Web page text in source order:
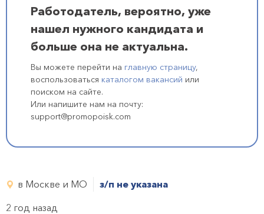
Работодатель, вероятно, уже
нашел нужного кандидата и
больше она не актуальна.
Вы можете перейти на главную страницу,
воспользоваться каталогом вакансий или
поиском на сайте.
Или напишите нам на почту:
support@promopoisk.com
в Москве и МО
з/п не указана
2 год назад